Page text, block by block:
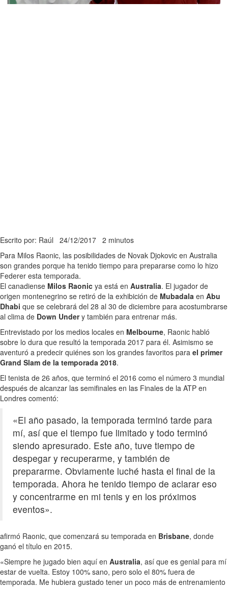
Escrito por: Raúl 24/12/2017 2 minutos
Para Milos Raonic, las posibilidades de Novak Djokovic en Australia
son grandes porque ha tenido tiempo para prepararse como lo hizo
Federer esta temporada.
El canadiense Milos Raonic ya está en Australia. El jugador de
origen montenegrino se retiró de la exhibición de Mubadala en Abu
Dhabi que se celebrará del 28 al 30 de diciembre para acostumbrarse
al clima de Down Undery también para entrenar más.
Entrevistado por los medios locales en Melbourne, Raonic habló
sobre lo dura que resultó la temporada 2017 para él. Asimismo se
aventuró a predecir quiénes son los grandes favoritos para el primer
Grand Slam de la temporada 2018.
El tenista de 26 años, que terminó el 2016 como el número 3 mundial
después de alcanzar las semifinales en las Finales de la ATP en
Londres comentó:
«El año pasado, la temporada terminó tarde para
mí, así que el tiempo fue limitado y todo terminó
siendo apresurado. Este año, tuve tiempo de
despegar y recuperarme, y también de
prepararme. Obviamente luché hasta el final de la
temporada. Ahora he tenido tiempo de aclarar eso
y concentrarme en mi tenis y en los próximos
eventos».
afirmó Raonic, que comenzará su temporada en Brisbane, donde
ganó el título en 2015.
«Siempre he jugado bien aquí en Australia, así que es genial para mí
estar de vuelta. Estoy 100% sano, pero solo el 80% fuera de
temporada. Me hubiera gustado tener un poco más de entrenamiento